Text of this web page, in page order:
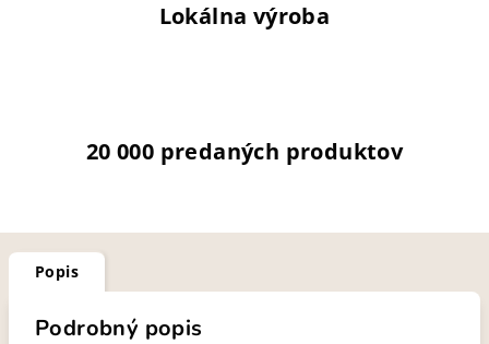
Lokálna výroba
20 000 predaných produktov
Popis
Podrobný popis